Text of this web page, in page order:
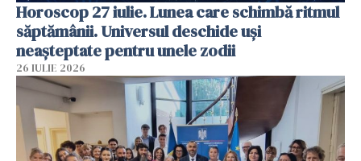
Horoscop 27 iulie. Lunea care schimbă ritmul
săptămânii. Universul deschide uși
neașteptate pentru unele zodii
26 IULIE 2026